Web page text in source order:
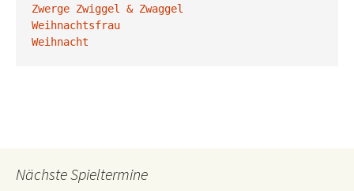
Zwerge Zwiggel & Zwaggel
Weihnachtsfrau
Weihnacht
Nächste Spieltermine